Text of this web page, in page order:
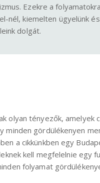
Ezekre a
nél, kiemelten ügyelünk
dolgát.
olyan tényezők, amelyek
minden gördülékenyen
a cikkünkben egy
kell megfelelnie egy
folyamat